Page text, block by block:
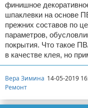
финишное
шпаклевки на основе
прежних составов по
параметров,
покрытия. Что такое
в качестве клея, но
Вера Зимина 14-05-2019
Ремонт